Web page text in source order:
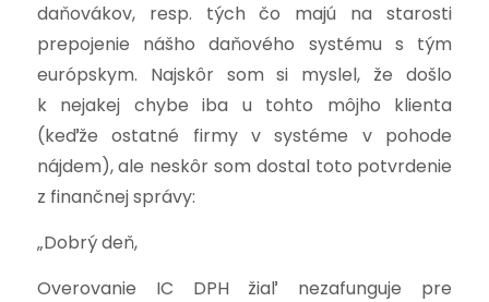
daňovákov, resp. tých čo majú na starosti
prepojenie nášho daňového systému s tým
európskym. Najskôr som si myslel, že došlo
k nejakej chybe iba u tohto môjho klienta
(keďže ostatné firmy v systéme v pohode
nájdem), ale neskôr som dostal toto potvrdenie
z finančnej správy:
„Dobrý deň,
Overovanie IC DPH žiaľ nezafunguje pre